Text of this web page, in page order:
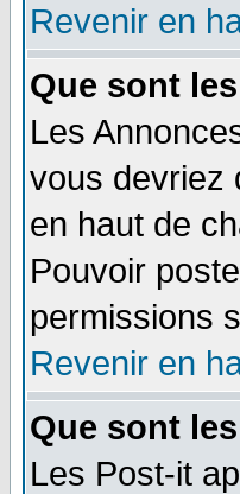
Revenir en
Que sont
Les
vous devriez
en haut de
Pouvoir
permissions
Revenir en
Que sont
Les Post-it